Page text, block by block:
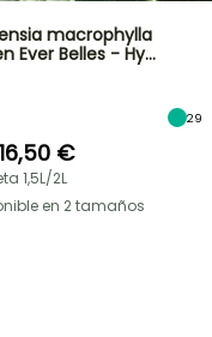
macrophylla
Ever Belles - Hy…
29
16,50 €
1,5L/2L
en 2 tamaños